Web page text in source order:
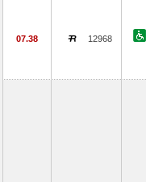
07.38 12968